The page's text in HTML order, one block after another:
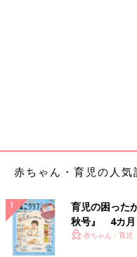
優しい言い方では聞いて
意したところ……
赤ちゃん・育児の人気
育児の困った
秋号』 4カ月
いっぱい！
赤ちゃん・育児